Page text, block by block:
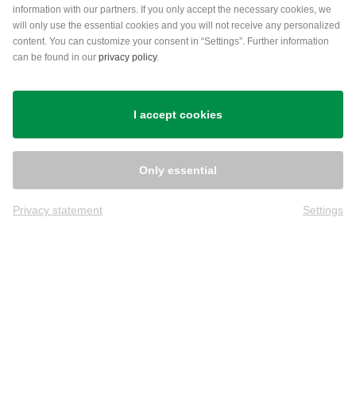
Versand
information with our partners. If you only accept the necessary cookies, we
will only use the essential cookies and you will not receive any personalized
content. You can customize your consent in “Settings”. Further information
can be found in our privacy policy.
I accept cookies
Only essential
Privacy statement Settings